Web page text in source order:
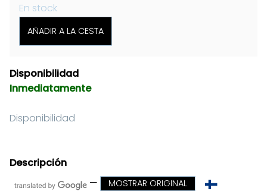
En stock
Disponibilidad
Inmediatamente
Disponibilidad
Descripción
—
MOSTRAR ORIGINAL